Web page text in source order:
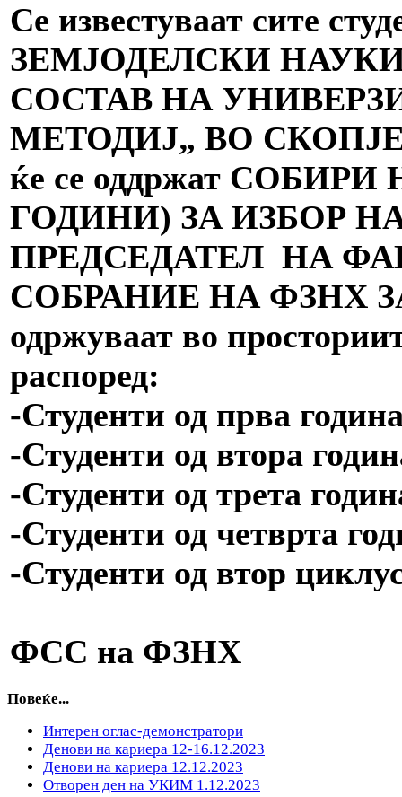
Се известуваат сите
ЗЕМЈОДЕЛСКИ
СОСТАВ НА
МЕТОДИЈ„ ВО СКОПЈЕ
ќе се оддржат
ГОДИНИ) ЗА ИЗБОР
ПРЕДСЕДАТЕЛ НА
СОБРАНИЕ НА ФЗНХ ЗА
одржуваат во
распоред:
-Студенти од прва
-Студенти од втора
-Студенти од трета
-Студенти од четврта
-Студенти од втор
ФСС на ФЗНХ
Повеќе...
Интерен оглас-демонстратори
Денови на кариера 12-16.12.2023
Денови на кариера 12.12.2023
Отворен ден на УКИМ 1.12.2023